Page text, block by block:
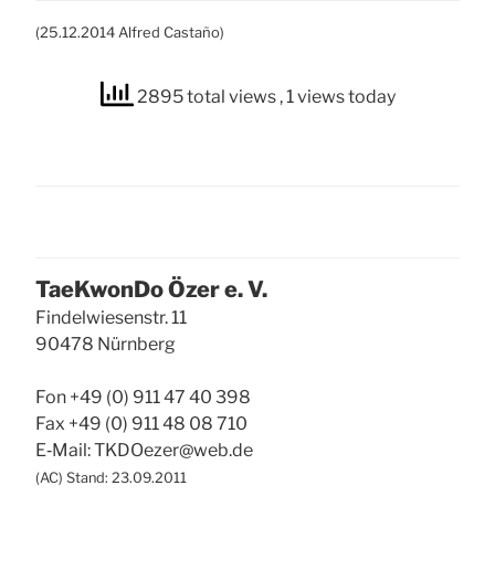
(25.12.2014 Alfred Cas­ta­ño)
2895 total views , 1 views today
Tae­Kwon­Do Özer e. V.
Fin­del­wie­sen­str. 11
90478 Nürn­berg
Fon +49 (0) 911 47 40 398
Fax +49 (0) 911 48 08 710
E‑Mail: TKDOezer@web.de
(AC) Stand: 23.09.2011